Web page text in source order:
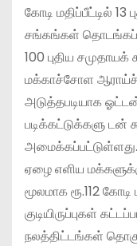
கோடி மதிப்பீட்டில்
சங்கங்கள்
100 புதிய
மக்காச்சோள
அடுத்தபடியாக
படிக்கட்டுக்களு டன்
அமைக்கப்பட்டுள்ளது.
ஏழை எளிய
மூலமாக ரூ.112 கோடி
குடியிருப்புகள்
நலத்திட்டங்கள்